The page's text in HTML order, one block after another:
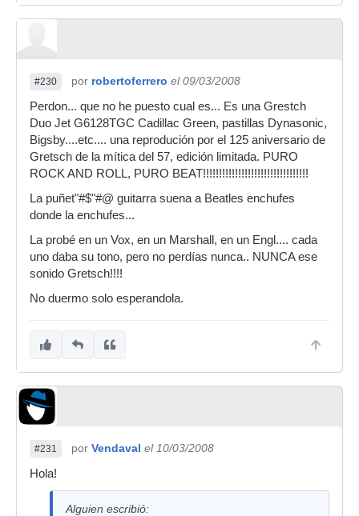
#230 por robertoferrero el 09/03/2008
Perdon... que no he puesto cual es... Es una Grestch
Duo Jet G6128TGC Cadillac Green, pastillas Dynasonic,
Bigsby....etc.... una reprodución por el 125 aniversario de
Gretsch de la mítica del 57, edición limitada. PURO
ROCK AND ROLL, PURO BEAT!!!!!!!!!!!!!!!!!!!!!!!!!!!!!!!!!
La puñet"#$"#@ guitarra suena a Beatles enchufes
donde la enchufes...
La probé en un Vox, en un Marshall, en un Engl.... cada
uno daba su tono, pero no perdías nunca.. NUNCA ese
sonido Gretsch!!!!
No duermo solo esperandola.
#231 por Vendaval el 10/03/2008
Hola!
Alguien escribió: